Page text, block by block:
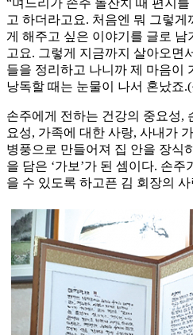
“며느리가 손주 돌잔치 때 편지
고 하더라고요. 처음엔 뭐 그렇게
게 해주고 싶은 이야기를 글로
고요. 그렇게 지금까지 살아오면
들을 정리하고 나니까 제 마음이
낭독할 때는 눈물이 나서 혼났죠
손주에게 전하는 건강의 중요성,
요성, 가족에 대한 사랑, 사내가
병풍으로 만들어져 집 안을 장식
을 담은 ‘가보’가 된 셈이다. 손
을 수 있도록 하고픈 김 회장의